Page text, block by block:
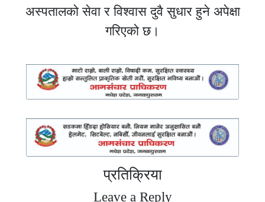
अस्पतालको सेवा र विश्वास दुवै सुधार हुने अपेक्षा
गरिएको छ।
प्रतिक्रिया
Leave a Reply